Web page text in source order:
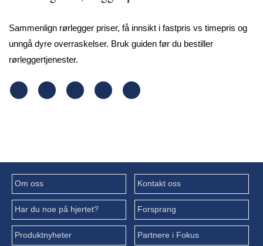
Sammenlign rørlegger priser, få innsikt i fastpris vs timepris og
unngå dyre overraskelser. Bruk guiden før du bestiller
rørleggertjenester.
Om oss Kontakt oss
Har du noe på hjertet? Forsprang
Produktnyheter Partnere i Fokus